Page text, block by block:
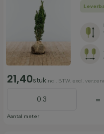
Filter toepassen
21,40stukincl. BTW. excl.
Aantal meter
=